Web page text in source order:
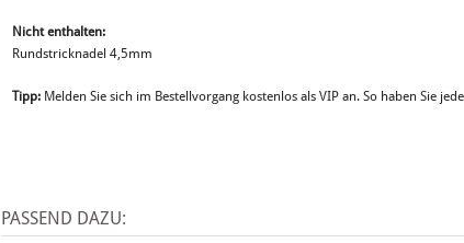
Nicht enthalten:
Rundstricknadel 4,5mm
Tipp: Melden Sie sich im Bestellvorgang kostenlos als VIP an. So haben Sie
PASSEND DAZU: